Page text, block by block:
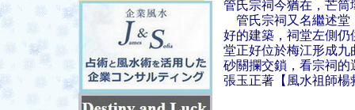
管氏宗祠今猶在，芒筒
管氏宗祠又名繼述堂
好的建築，祠堂左側
堂正好位於梅江形成
砂關攔交鎖，看宗祠
張玉正著【風水祖師楊